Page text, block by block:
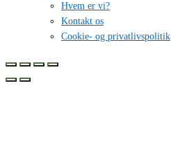
Hvem er vi?
Kontakt os
Cookie- og privatlivspolitik